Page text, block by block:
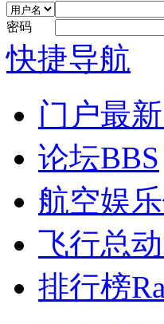
密码
快捷导航
门户最
论坛BBS
航空娱
飞行总
排行榜